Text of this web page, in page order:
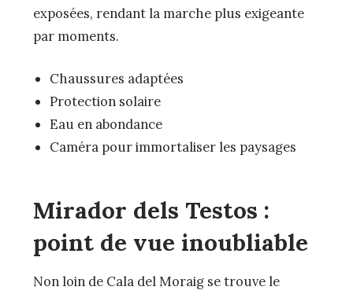
exposées, rendant la marche plus exigeante
par moments.
Chaussures adaptées
Protection solaire
Eau en abondance
Caméra pour immortaliser les paysages
Mirador dels Testos :
point de vue inoubliable
Non loin de Cala del Moraig se trouve le